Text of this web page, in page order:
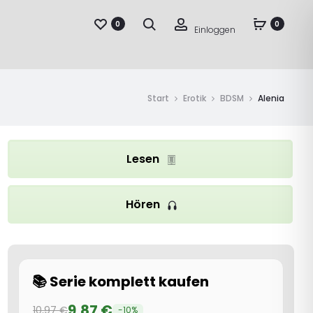
0 Suche Account
Einloggen 0
Start Erotik BDSM Alenia
Lesen
Hören
📚 Serie komplett kaufen
10,97€ -10%